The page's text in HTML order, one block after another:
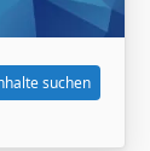
suchen